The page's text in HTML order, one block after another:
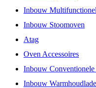
Inbouw
Inbouw Stoomoven
Atag
Oven Accessoires
Inbouw Conventionele
Inbouw Warmhoudlade